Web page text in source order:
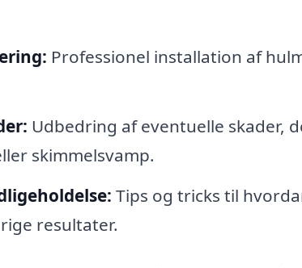
Professionel installation af
Udbedring af eventuelle skader,
skimmelsvamp.
Tips og tricks til
resultater.